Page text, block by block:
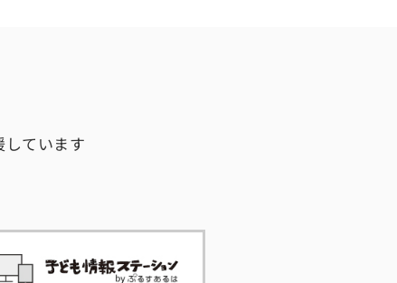
ています